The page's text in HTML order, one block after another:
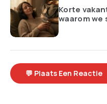
Korte
waarom
💬 Plaats Een Reactie